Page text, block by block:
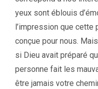
yeux sont éblouis
l’impression que
conçue pour nous.
si Dieu avait préparé
personne fait les
être jamais votre